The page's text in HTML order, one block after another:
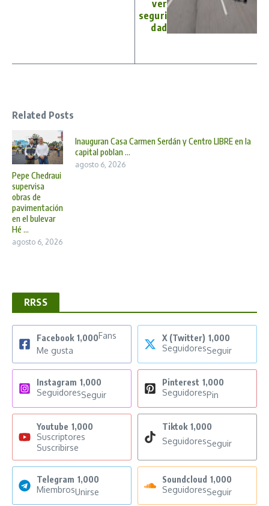
ver
seguri
dad
Related Posts
Pepe Chedraui
supervisa
obras de
pavimentación
en el bulevar
Hé ...
agosto 6, 2026
Inauguran Casa Carmen Serdán y Centro LIBRE en la
capital poblan ...
agosto 6, 2026
RRSS
Facebook 1,000Fans
Me gusta
X (Twitter) 1,000
SeguidoresSeguir
Instagram 1,000
SeguidoresSeguir
Pinterest 1,000
SeguidoresPin
Youtube 1,000
Suscriptores
Suscribirse
Tiktok 1,000
SeguidoresSeguir
Telegram 1,000
MiembrosUnirse
Soundcloud 1,000
SeguidoresSeguir